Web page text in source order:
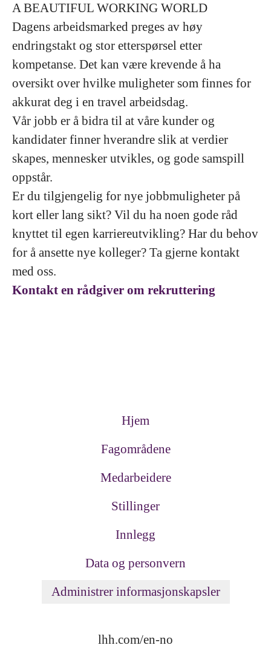
A BEAUTIFUL WORKING WORLD
Dagens arbeidsmarked preges av høy
endringstakt og stor etterspørsel etter
kompetanse. Det kan være krevende å ha
oversikt over hvilke muligheter som finnes for
akkurat deg i en travel arbeidsdag.
Vår jobb er å bidra til at våre kunder og
kandidater finner hverandre slik at verdier
skapes, mennesker utvikles, og gode samspill
oppstår.
Er du tilgjengelig for nye jobbmuligheter på
kort eller lang sikt? Vil du ha noen gode råd
knyttet til egen karriereutvikling? Har du behov
for å ansette nye kolleger? Ta gjerne kontakt
med oss.
Kontakt en rådgiver om rekruttering
Hjem
Fagområdene
Medarbeidere
Stillinger
Innlegg
Data og personvern
Administrer informasjonskapsler
lhh.com/en-no